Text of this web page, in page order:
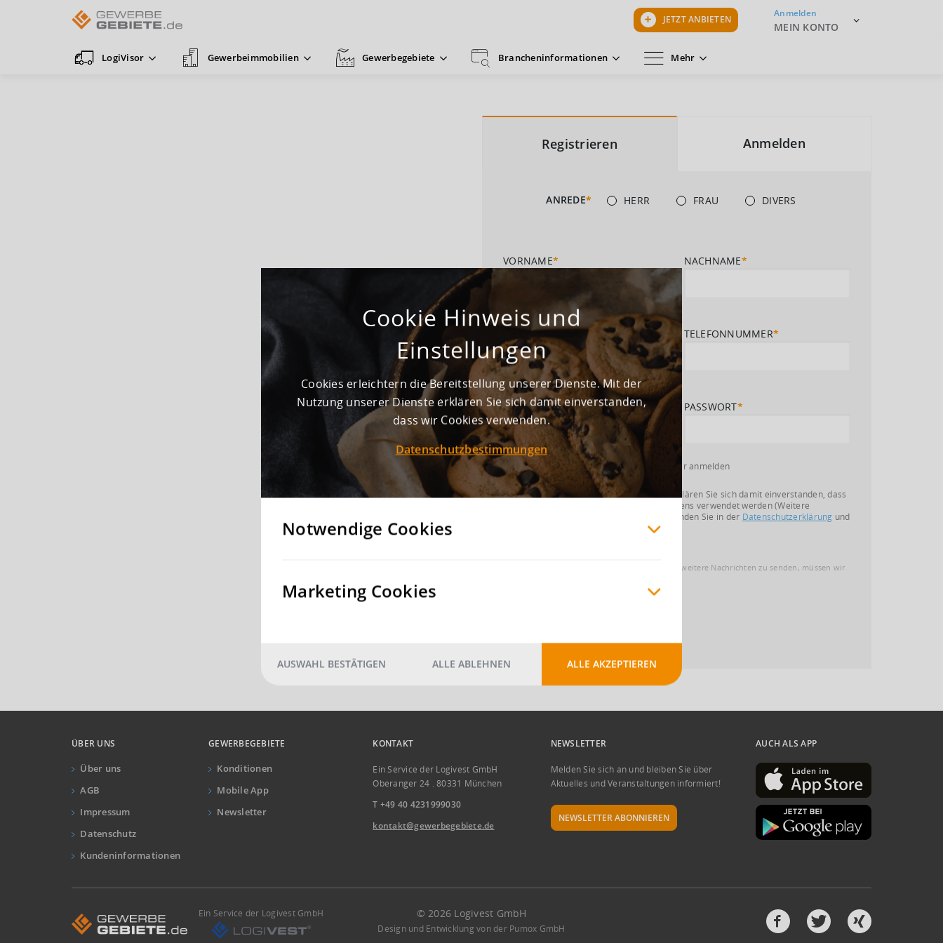
JETZT ANBIETEN
Anmelden
MEIN KONTO
LogiVisor Gewerbeimmobilien Gewerbegebiete Brancheninformationen Mehr
Registrieren Anmelden
ANREDE* HERR FRAU DIVERS
VORNAME* NACHNAME*
UNTERNEHMEN/KOMMUNE* TELEFONNUMMER*
E-MAIL* PASSWORT*
Hiermit möchte ich mich beim Newsletter anmelden
Mit dem Absenden dieses Formulars erklären Sie sich damit einverstanden, dass
Ihre Daten zur Bearbeitung Ihres Anliegens verwendet werden (Weitere
Informationen und Widerrufshinweise finden Sie in der Datenschutzerklärung und
Das Nachrichtenlimit wurde überschritten. Um weitere Nachrichten zu senden, müssen wir
ÜBER UNS
Über uns
AGB
Impressum
Datenschutz
Kundeninformationen
GEWERBEGEBIETE
Konditionen
Mobile App
Newsletter
KONTAKT
Ein Service der Logivest GmbH
Oberanger 24 . 80331 München
T +49 40 4231999030
kontakt@gewerbegebiete.de
NEWSLETTER
Melden Sie sich an und bleiben Sie über
Aktuelles und Veranstaltungen informiert!
NEWSLETTER ABONNIEREN
AUCH ALS APP
Cookie Hinweis und
Einstellungen
Cookies erleichtern die Bereitstellung unserer Dienste. Mit der
Nutzung unserer Dienste erklären Sie sich damit einverstanden,
dass wir Cookies verwenden.
Datenschutzbestimmungen
Notwendige Cookies
Marketing Cookies
AUSWAHL BESTÄTIGEN ALLE ABLEHNEN ALLE AKZEPTIEREN
Ein Service der Logivest GmbH © 2026 Logivest GmbH
Design und Entwicklung von der Pumox GmbH